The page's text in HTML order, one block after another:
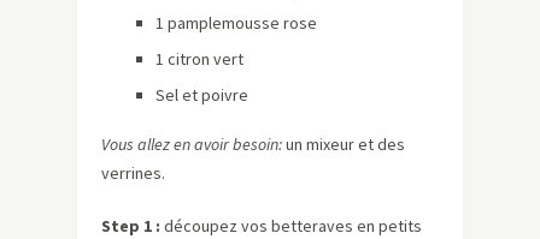
1 pamplemousse rose
1 citron vert
Sel et poivre
Vous allez en avoir besoin:un mixeur et des
verrines.
Step 1 : découpez vos betteraves en petits